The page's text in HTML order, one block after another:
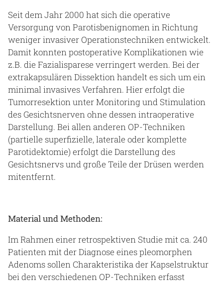
Seit dem Jahr 2000 hat sich die operative
Versorgung von Parotisbenignomen in Richtung
weniger invasiver Operationstechniken entwickelt.
Damit konnten postoperative Komplikationen wie
z.B. die Fazialisparese verringert werden. Bei der
extrakapsulären Dissektion handelt es sich um ein
minimal invasives Verfahren. Hier erfolgt die
Tumorresektion unter Monitoring und Stimulation
des Gesichtsnerven ohne dessen intraoperative
Darstellung. Bei allen anderen OP-Techniken
(partielle superfizielle, laterale oder komplette
Parotidektomie) erfolgt die Darstellung des
Gesichtsnervs und große Teile der Drüsen werden
mitentfernt.
Material und Methoden:
Im Rahmen einer retrospektiven Studie mit ca. 240
Patienten mit der Diagnose eines pleomorphen
Adenoms sollen Charakteristika der Kapselstruktur
bei den verschiedenen OP-Techniken erfasst